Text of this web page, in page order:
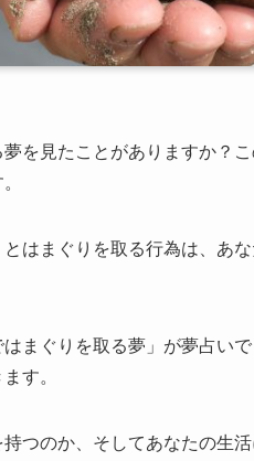
を見たことがありますか？
はまぐりを取る行為は、あ
まぐりを取る夢」が夢占い
す。
つのか、そしてあなたの生